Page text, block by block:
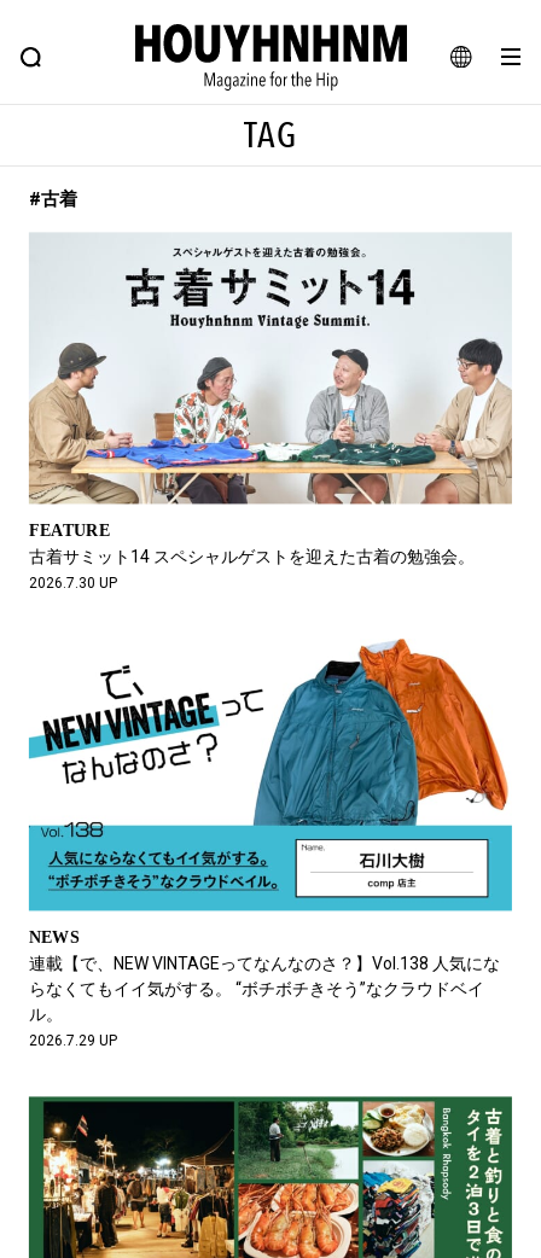
JA
FEATURE BLOG SNAP
ヒップなファッション、カルチャー、ライフスタイルWEBマガジン
#注目のタグ
#SHOPPING ADDICT #憧れの逸品
#ESSENTIAL DESIGNS #古着サミット
#NEW VINTAGE #マイナーグッド図鑑
#路地裏てぃーん。 #MONTHLY JOURNAL
#GH 銘品の所以 #フイナムのYouTube
#Commune H #FOCUS IT #AH.H
#ととけん #FASHION #MUSIC #MOVIE
#LIFESTYLE
#SPORTS
TAG
#古着
FEATURE
古着サミット14 スペシャルゲストを迎えた古着の勉強会。
2026.7.30 UP
NEWS
連載【で、NEW VINTAGEってなんなのさ？】Vol.138 人気にな
らなくてもイイ気がする。 “ボチボチきそう”なクラウドベイ
ル。
2026.7.29 UP